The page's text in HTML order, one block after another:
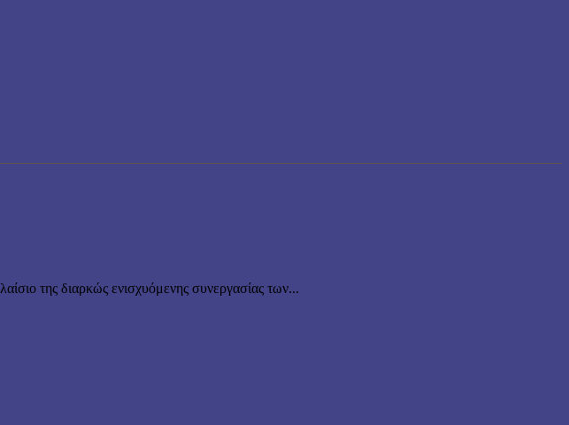
της διαρκώς ενισχυόμενης συνεργασίας των...